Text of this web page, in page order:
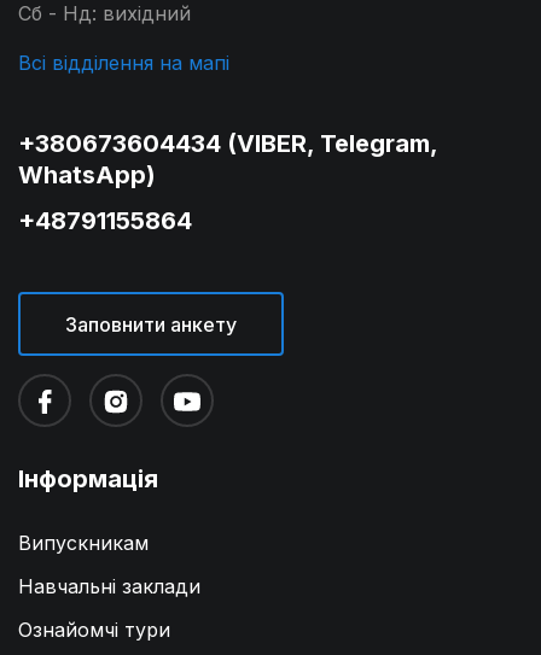
Інформація
Випускникам
Навчальні заклади
Ознайомчі тури
Сб - Нд: вихідний
Всі відділення на мапі
+380673604434 (VIBER, Telegram,
WhatsApp)
+48791155864
Заповнити анкету